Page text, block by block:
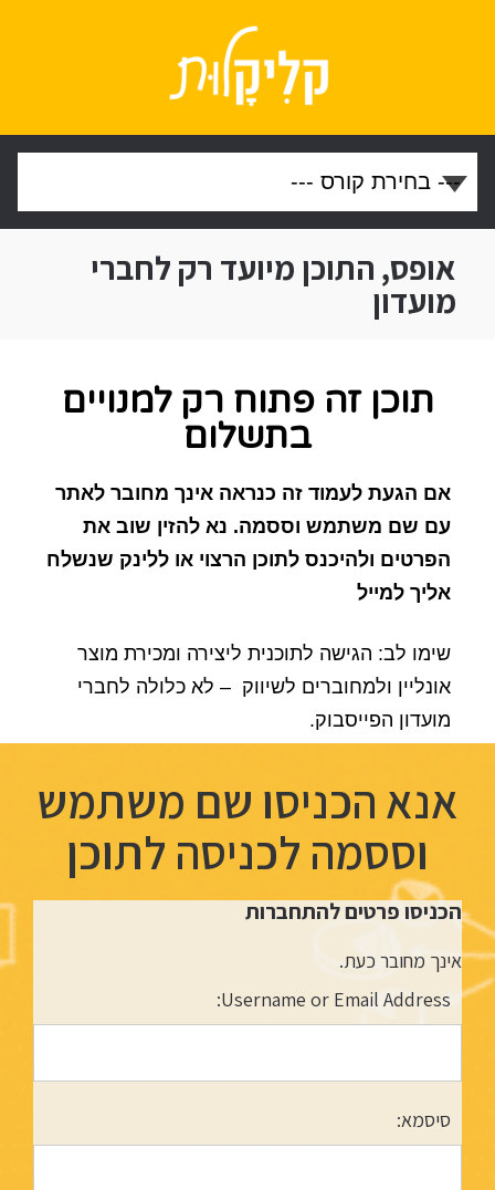
אופס, התוכן מיועד רק לחברי
מועדון
תוכן זה פתוח רק למנויים
בתשלום
אם הגעת לעמוד זה כנראה אינך מחובר לאתר
עם שם משתמש וססמה. נא להזין שוב את
הפרטים ולהיכנס לתוכן הרצוי או ללינק שנשלח
אליך למייל
שימו לב: הגישה לתוכנית ליצירה ומכירת מוצר
אונליין ולמחוברים לשיווק – לא כלולה לחברי
מועדון הפייסבוק.
אנא הכניסו שם משתמש
וססמה לכניסה לתוכן
הכניסו פרטים להתחברות
אינך מחובר כעת.
Username or Email Address:
סיסמא: